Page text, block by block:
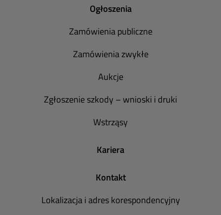
Ogłoszenia
Zamówienia publiczne
Zamówienia zwykłe
Aukcje
Zgłoszenie szkody – wnioski i druki
Wstrząsy
Kariera
Kontakt
Lokalizacja i adres korespondencyjny